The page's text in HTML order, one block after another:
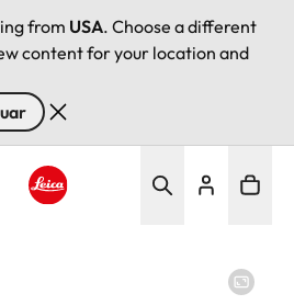
from USA. Choose a different
content for your location and